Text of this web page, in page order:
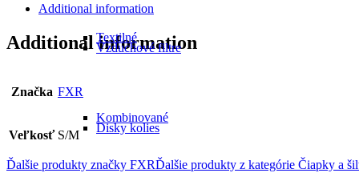
Textilné
Kombinované
Vzduchové filtre
Disky kolies
Additional information
Additional information
Značka FXR
Veľkosť S/M
Ďalšie produkty značky FXRĎalšie produkty z kategórie Čiapky a